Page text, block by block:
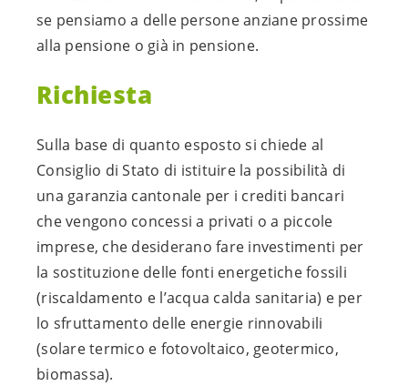
se pensiamo a delle persone anziane prossime
alla pensione o già in pensione.
Richiesta
Sulla base di quanto esposto si chiede al
Consiglio di Stato di istituire la possibilità di
una garanzia cantonale per i crediti bancari
che vengono concessi a privati o a piccole
imprese, che desiderano fare investimenti per
la sostituzione delle fonti energetiche fossili
(riscaldamento e l’acqua calda sanitaria) e per
lo sfruttamento delle energie rinnovabili
(solare termico e fotovoltaico, geotermico,
biomassa).